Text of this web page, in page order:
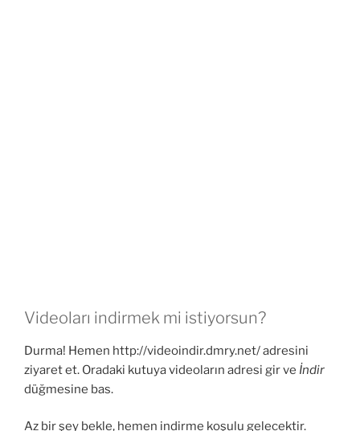
Videoları indirmek mi istiyorsun?
Durma! Hemen http://videoindir.dmry.net/ adresini
ziyaret et. Oradaki kutuya videoların adresi gir ve İndir
düğmesine bas.
Az bir şey bekle, hemen indirme koşulu gelecektir.